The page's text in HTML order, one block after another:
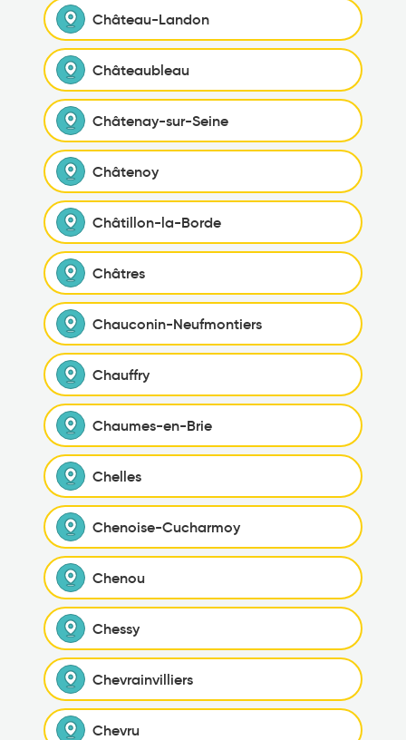
Château-Landon
Châteaubleau
Châtenay-sur-Seine
Châtenoy
Châtillon-la-Borde
Châtres
Chauconin-Neufmontiers
Chauffry
Chaumes-en-Brie
Chelles
Chenoise-Cucharmoy
Chenou
Chessy
Chevrainvilliers
Chevru